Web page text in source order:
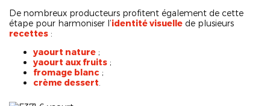
De nombreux producteurs profitent également de cette
étape pour harmoniser l’identité visuelle de plusieurs
recettes :
yaourt nature ;
yaourt aux fruits ;
fromage blanc ;
crème dessert